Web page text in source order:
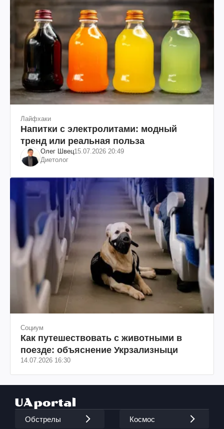
Лайфхаки
Напитки с электролитами: модный
тренд или реальная польза
Олег Швец15.07.2026 20:49
Диетолог
Социум
Как путешествовать с животными в
поезде: объяснение Укрзализныци
14.07.2026 16:30
Обстрелы Космос